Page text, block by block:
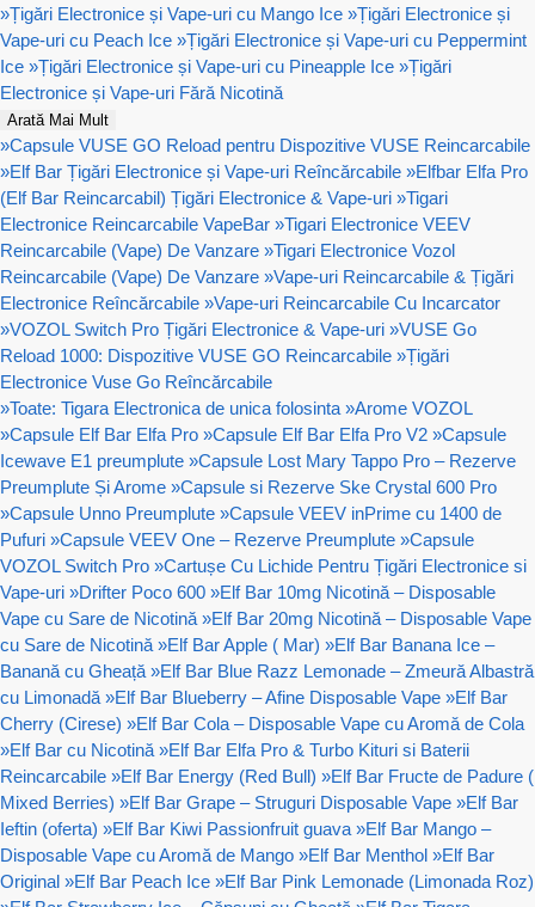
»Țigări Electronice și Vape-uri cu Mango Ice »Țigări Electronice și
Vape-uri cu Peach Ice »Țigări Electronice și Vape-uri cu Peppermint
Ice »Țigări Electronice și Vape-uri cu Pineapple Ice »Țigări
Electronice și Vape-uri Fără Nicotină
Arată Mai Mult
»Capsule VUSE GO Reload pentru Dispozitive VUSE Reincarcabile
»Elf Bar Țigări Electronice și Vape-uri Reîncărcabile »Elfbar Elfa Pro
(Elf Bar Reincarcabil) Țigări Electronice & Vape-uri »Tigari
Electronice Reincarcabile VapeBar »Tigari Electronice VEEV
Reincarcabile (Vape) De Vanzare »Tigari Electronice Vozol
Reincarcabile (Vape) De Vanzare »Vape-uri Reincarcabile & Țigări
Electronice Reîncărcabile »Vape-uri Reincarcabile Cu Incarcator
»VOZOL Switch Pro Țigări Electronice & Vape-uri »VUSE Go
Reload 1000: Dispozitive VUSE GO Reincarcabile »Țigări
Electronice Vuse Go Reîncărcabile
»Toate: Tigara Electronica de unica folosinta »Arome VOZOL
»Capsule Elf Bar Elfa Pro »Capsule Elf Bar Elfa Pro V2 »Capsule
Icewave E1 preumplute »Capsule Lost Mary Tappo Pro – Rezerve
Preumplute Și Arome »Capsule si Rezerve Ske Crystal 600 Pro
»Capsule Unno Preumplute »Capsule VEEV inPrime cu 1400 de
Pufuri »Capsule VEEV One – Rezerve Preumplute »Capsule
VOZOL Switch Pro »Cartușe Cu Lichide Pentru Țigări Electronice si
Vape-uri »Drifter Poco 600 »Elf Bar 10mg Nicotină – Disposable
Vape cu Sare de Nicotină »Elf Bar 20mg Nicotină – Disposable Vape
cu Sare de Nicotină »Elf Bar Apple ( Mar) »Elf Bar Banana Ice –
Banană cu Gheață »Elf Bar Blue Razz Lemonade – Zmeură Albastră
cu Limonadă »Elf Bar Blueberry – Afine Disposable Vape »Elf Bar
Cherry (Cirese) »Elf Bar Cola – Disposable Vape cu Aromă de Cola
»Elf Bar cu Nicotină »Elf Bar Elfa Pro & Turbo Kituri si Baterii
Reincarcabile »Elf Bar Energy (Red Bull) »Elf Bar Fructe de Padure (
Mixed Berries) »Elf Bar Grape – Struguri Disposable Vape »Elf Bar
Ieftin (oferta) »Elf Bar Kiwi Passionfruit guava »Elf Bar Mango –
Disposable Vape cu Aromă de Mango »Elf Bar Menthol »Elf Bar
Original »Elf Bar Peach Ice »Elf Bar Pink Lemonade (Limonada Roz)